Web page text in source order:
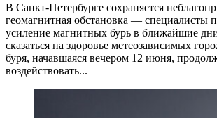
В Санкт-Петербурге сохраняется
геомагнитная обстановка — специалисты
усиление магнитных бурь в ближайшие
сказаться на здоровье метеозависимых
буря, начавшаяся вечером 12 июня,
воздействовать...